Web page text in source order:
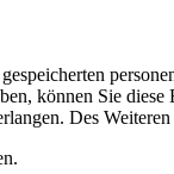
können Sie
Des